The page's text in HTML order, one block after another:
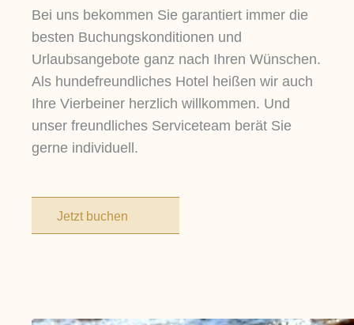
Bei uns bekommen Sie garantiert immer die
besten Buchungskonditionen und
Urlaubsangebote ganz nach Ihren Wünschen.
Als hundefreundliches Hotel heißen wir auch
Ihre Vierbeiner herzlich willkommen. Und
unser freundliches Serviceteam berät Sie
gerne individuell.
Jetzt buchen